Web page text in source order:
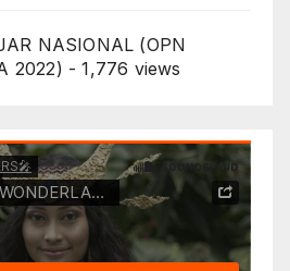
NASIONAL (OPN
2022) - 1,776 views